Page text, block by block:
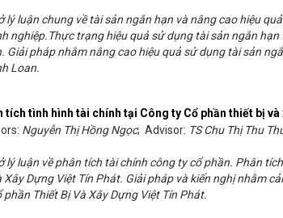
lý luận chung về tài sản ngắn hạn và nâng cao hiệu
nghiệp.Thực trạng hiệu quả sử dụng tài sản ngắn hạn
Giải pháp nhằm nâng cao hiệu quả sử dụng tài sản
Loan.
tích tình hình tài chính tại Công ty Cổ phần thiết bị
Nguyễn Thị Hồng Ngọc; Advisor: TS Chu Thị Thu
lý luận về phân tích tài chính công ty cổ phần. Phân
Xây Dựng Việt Tín Phát. Giải pháp và kiến nghị nhằm
phần Thiết Bị Và Xây Dựng Việt Tín Phát.